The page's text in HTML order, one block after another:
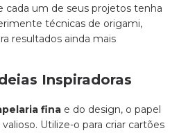
cada um de seus projetos tenha
técnicas de origami,
resultados ainda mais
Inspiradoras
fina e do design, o papel
Utilize-o para criar cartões